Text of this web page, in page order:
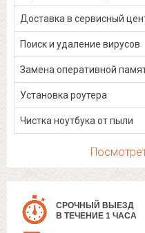
Доставка в сервисный
Поиск и удаление вирусов
Замена оперативной
Установка роутера
Чистка ноутбука от пыли
СРОЧНЫЙ ВЫЕЗД
В ТЕЧЕНИЕ 1 ЧАСА